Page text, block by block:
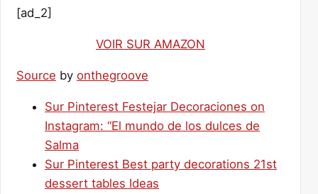
[ad_2]
VOIR SUR AMAZON
Source by onthegroove
Sur Pinterest Festejar Decoraciones on
Instagram: “El mundo de los dulces de
Salma
Sur Pinterest Best party decorations 21st
dessert tables Ideas